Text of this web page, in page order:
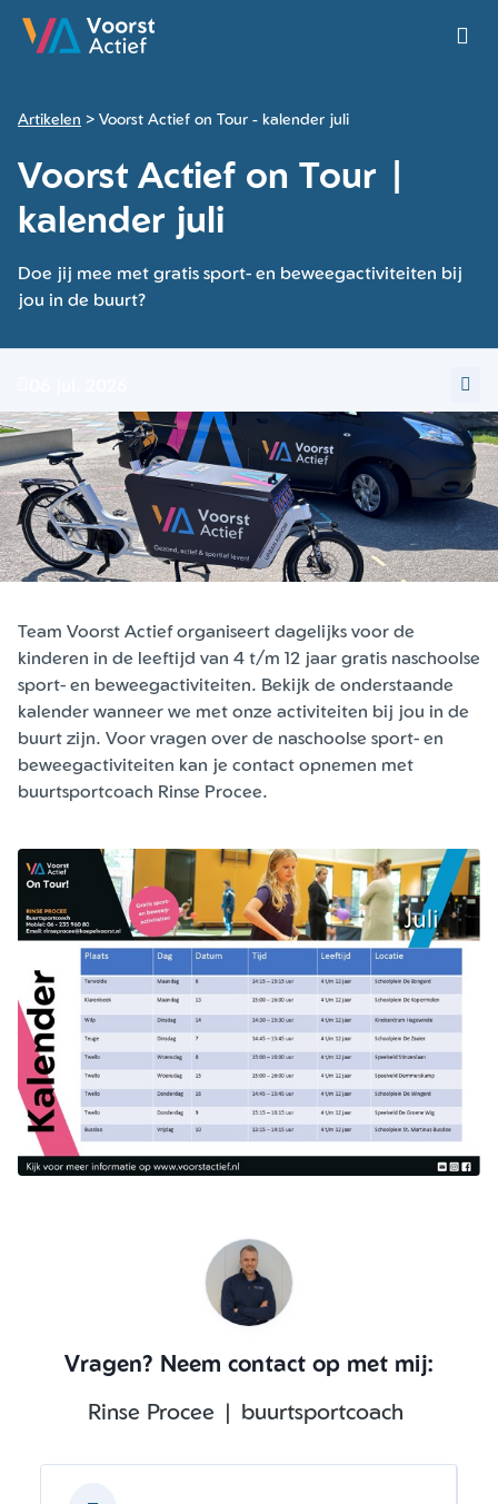
Ga naar de homepage van Voorst Actief
Artikelen Voorst Actief on Tour - kalender juli
Voorst Actief on Tour |
kalender juli
Doe jij mee met gratis sport- en beweegactiviteiten bij
jou in de buurt?
Team Voorst Actief organiseert dagelijks voor de
kinderen in de leeftijd van 4 t/m 12 jaar gratis naschoolse
sport- en beweegactiviteiten. Bekijk de onderstaande
kalender wanneer we met onze activiteiten bij jou in de
buurt zijn. Voor vragen over de naschoolse sport- en
beweegactiviteiten kan je contact opnemen met
buurtsportcoach Rinse Procee.
Vragen? Neem contact op met mij:
Rinse Procee | buurtsportcoach